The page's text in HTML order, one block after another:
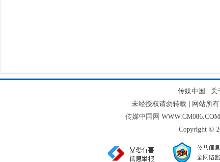
传媒中国 | 关
未经授权请勿转载 | 网站所
传媒中国网
Copyright ©